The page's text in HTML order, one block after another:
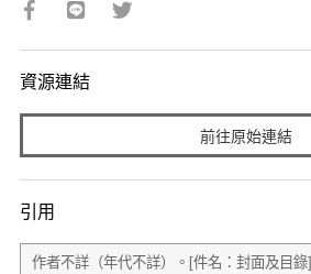
資源連結
前往原始連結
引用